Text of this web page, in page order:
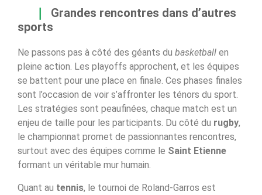
Grandes rencontres dans d’autres
sports
Ne passons pas à côté des géants du basketball en
pleine action. Les playoffs approchent, et les équipes
se battent pour une place en finale. Ces phases finales
sont l’occasion de voir s’affronter les ténors du sport.
Les stratégies sont peaufinées, chaque match est un
enjeu de taille pour les participants. Du côté du rugby,
le championnat promet de passionnantes rencontres,
surtout avec des équipes comme le Saint Etienne
formant un véritable mur humain.
Quant au tennis, le tournoi de Roland-Garros est